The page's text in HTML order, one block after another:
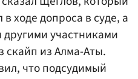
ходе допроса в суде, а
участниками
скайп из Алма-Аты.
что подсудимый